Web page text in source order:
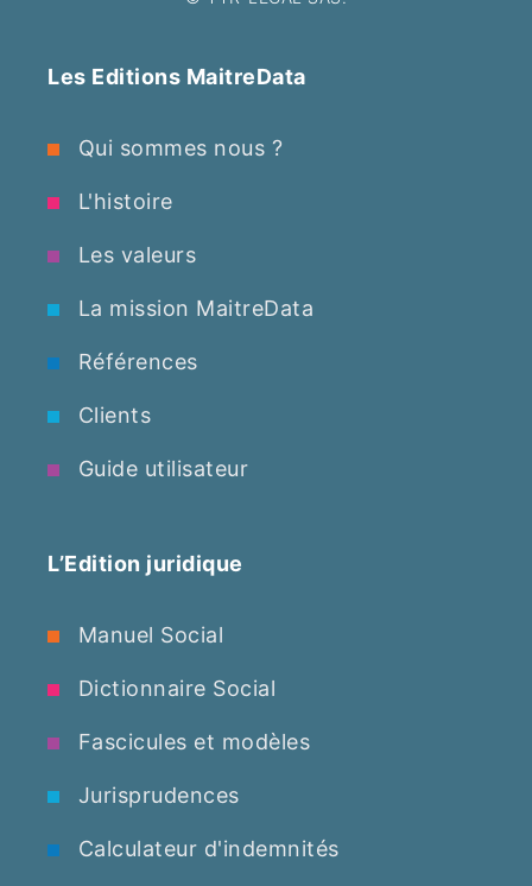
Les Editions MaitreData
Qui sommes nous ?
L'histoire
Les valeurs
La mission MaitreData
Références
Clients
Guide utilisateur
L’Edition juridique
Manuel Social
Dictionnaire Social
Fascicules et modèles
Jurisprudences
Calculateur d'indemnités